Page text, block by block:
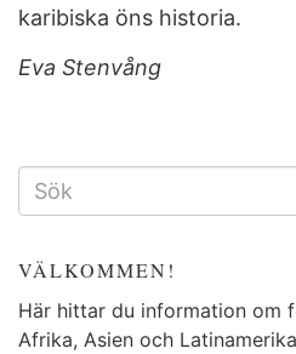
karibiska öns historia.
Eva Stenvång
SÖKFORMULÄR
VÄLKOMMEN!
Här hittar du information om
Afrika, Asien och